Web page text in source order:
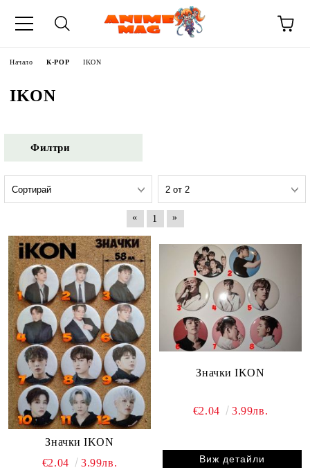
Начало К-POP IKON
IKON
Филтри
« 1 »
Значки IKON
€2.04
3.99лв.
Значки IKON
€2.04 3.99лв.
Виж детайли